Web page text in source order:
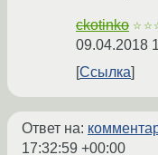
ckotinko
09.04.2018
Ссылка
Ответ на:
17:32:59 +00:00